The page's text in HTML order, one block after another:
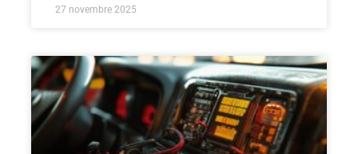
27 novembre 2025